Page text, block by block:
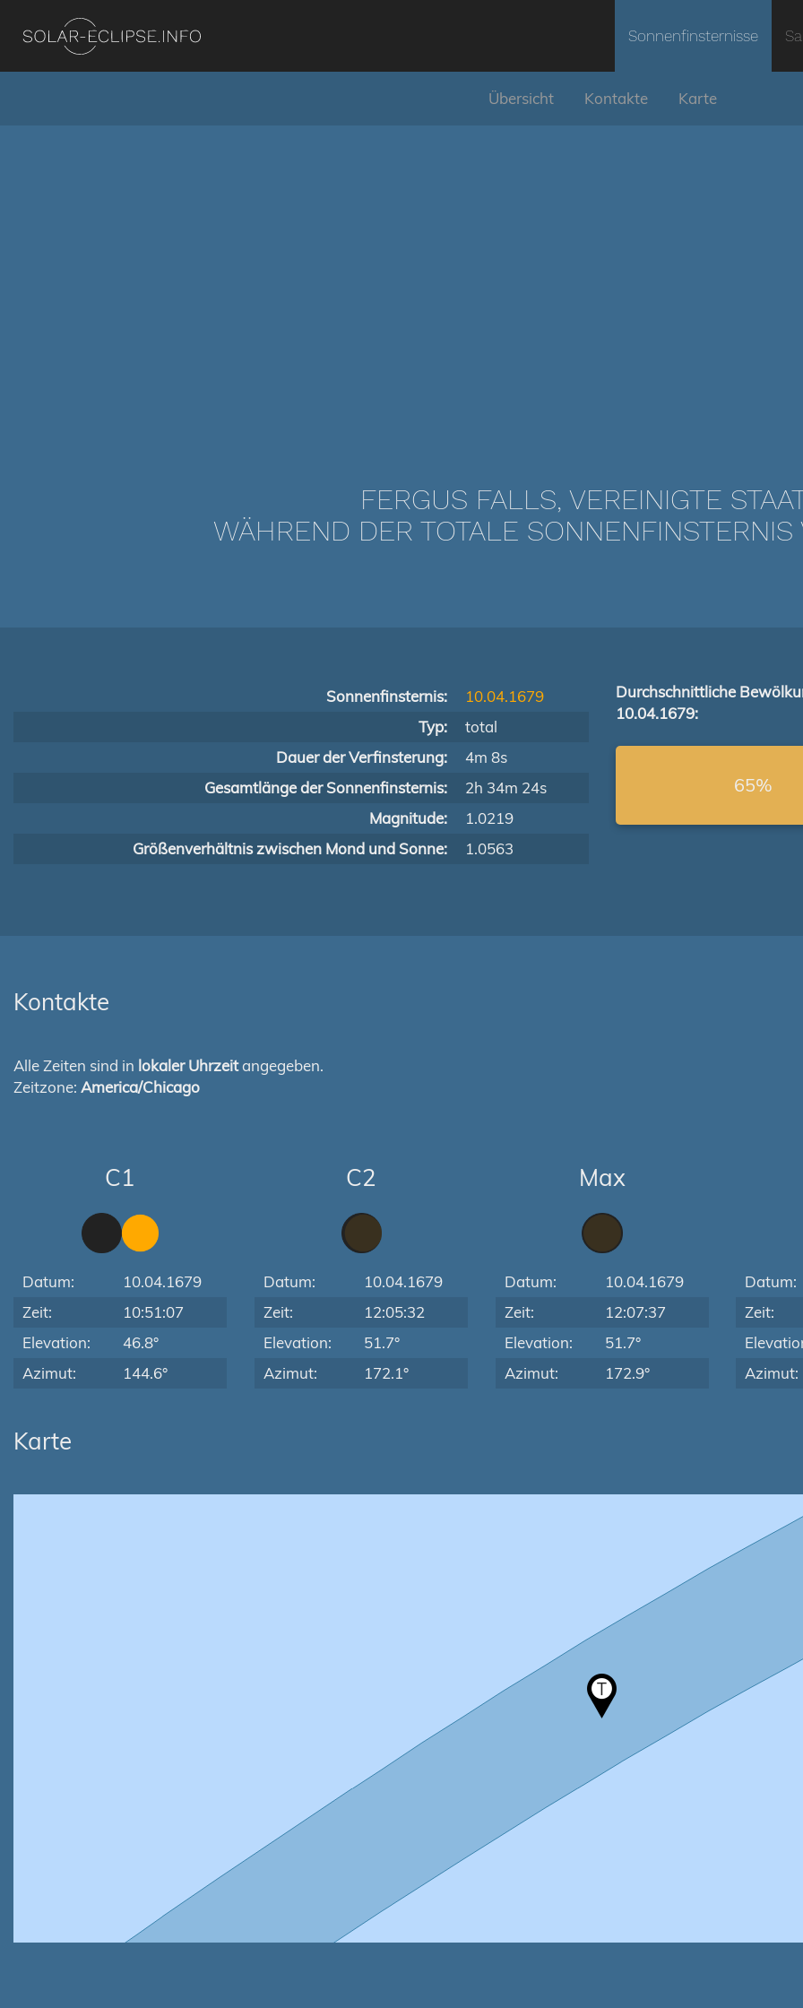
Sonnenfinsternisse
Übersicht Kontakte Karte
FERGUS FALLS, VEREINIGTE
WÄHREND DER TOTALE SONNENFINSTERNIS
Sonnenfinsternis:
10.04.1679
Typ:
total
Dauer der Verfinsterung:
4m 8s
Gesamtlänge der Sonnenfinsternis:
2h 34m 24s
Magnitude:
1.0219
Größenverhältnis zwischen Mond und Sonne:
1.0563
Durchschnittliche
10.04.1679:
65%
Kontakte
Alle Zeiten sind in lokaler Uhrzeitangegeben.
Zeitzone: America/Chicago
C1
Datum:
10.04.1679
Zeit:
10:51:07
Elevation:
46.8°
Azimut:
144.6°
C2
Datum:
10.04.1679
Zeit:
12:05:32
Elevation:
51.7°
Azimut:
172.1°
Max
Datum:
10.04.1679
Zeit:
12:07:37
Elevation:
51.7°
Azimut:
172.9°
Datum:
Zeit:
Azimut:
Karte